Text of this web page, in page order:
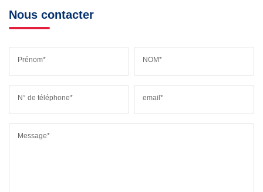
Nous contacter
Prénom* NOM*
N° de téléphone* email*
Message*